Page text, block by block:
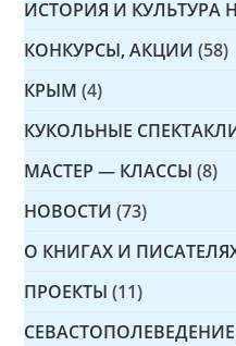
ИСТОРИЯ И КУЛЬТУРА
КОНКУРСЫ, АКЦИИ (58)
КРЫМ (4)
КУКОЛЬНЫЕ
МАСТЕР — КЛАССЫ (8)
НОВОСТИ (73)
О КНИГАХ И
ПРОЕКТЫ (11)
СЕВАСТОПОЛЕВЕДЕНИЕ